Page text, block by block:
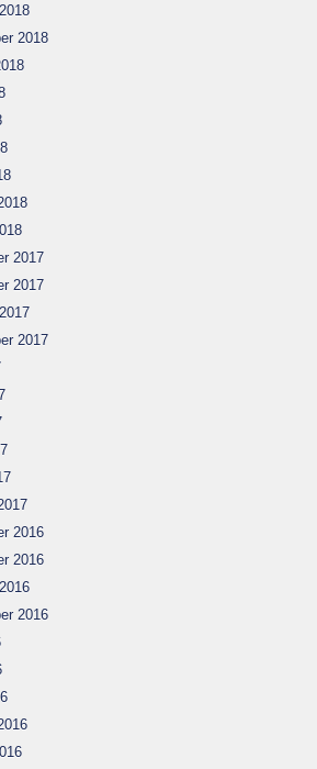
2018
2017
2017
2017
2016
2016
2016